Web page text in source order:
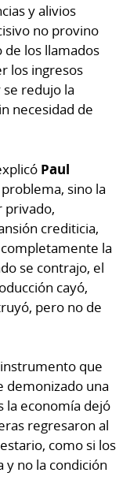
y alivios
no provino
de los llamados
los ingresos
redujo la
necesidad de
Paul
sino la
privado,
crediticia,
la
se contrajo, el
cayó,
pero no de
que
demonizado una
la economía dejó
regresaron al
como si los
y no la condición